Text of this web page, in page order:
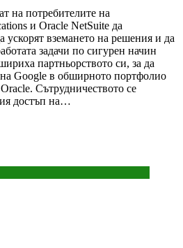
на потребителите на
и Oracle NetSuite да
ускорят вземането на решения и да
задачи по сигурен начин
партньорството си, за да
Google в обширното портфолио
Сътрудничеството се
достъп на…